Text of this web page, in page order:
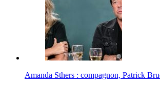
Amanda Sthers : compagnon, Patrick